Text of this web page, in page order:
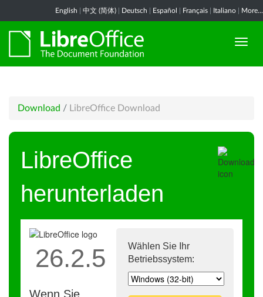
English 中文 (简体) Deutsch Español Français Italiano More...
Download / LibreOffice Download
LibreOffice
herunterladen
Wählen Sie Ihr
Betriebssystem:
26.2.5
Wenn Sie